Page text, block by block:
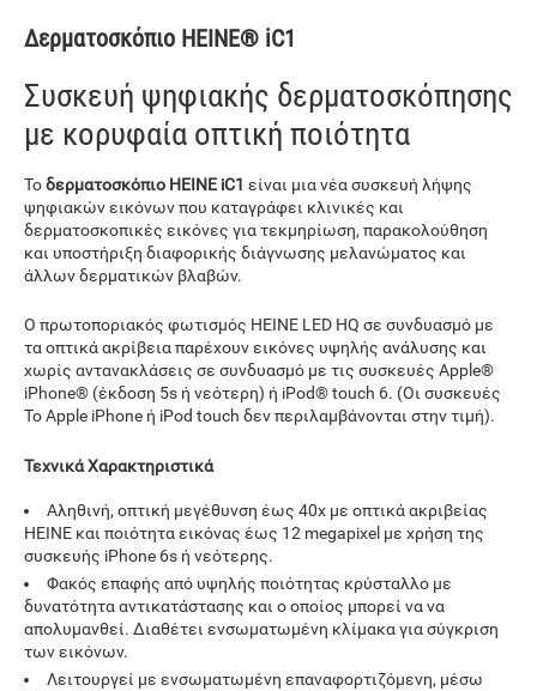
Δερματοσκόπιο HEINE® iC1
Συσκευή ψηφιακής δερματοσκόπησης
με κορυφαία οπτική ποιότητα
Τοδερματοσκόπιο HEINE iC1 είναι μια νέα συσκευή λήψης
ψηφιακών εικόνων που καταγράφει κλινικές και
δερματοσκοπικές εικόνες για τεκμηρίωση, παρακολούθηση
και υποστήριξη διαφορικής διάγνωσης μελανώματος και
άλλων δερματικών βλαβών.
Ο πρωτοποριακός φωτισμός HEINE LED HQ σε συνδυασμό με
τα οπτικά ακρίβεια παρέχουν εικόνες υψηλής ανάλυσης και
χωρίς αντανακλάσεις σε συνδυασμό με τις συσκευές Apple®
iPhone® (έκδοση 5s ή νεότερη) ή iPod® touch 6. (Οι συσκευές
Το Apple iPhone ή iPod touch δεν περιλαμβάνονται στην τιμή).
Τεχνικά Χαρακτηριστικά
Αληθινή, οπτική μεγέθυνση έως 40x με οπτικά ακριβείας
HEINE και ποιότητα εικόνας έως 12 megapixel με χρήση της
συσκευής iPhone 6s ή νεότερης.
Φακός επαφής από υψηλής ποιότητας κρύσταλλο με
δυνατότητα αντικατάστασης και ο οποίος μπορεί να να
απολυμανθεί. Διαθέτει ενσωματωμένη κλίμακα για σύγκριση
των εικόνων.
Λειτουργεί με ενσωματωμένη επαναφορτιζόμενη, μέσω